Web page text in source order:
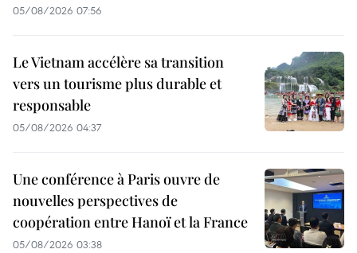
05/08/2026 07:56
Le Vietnam accélère sa transition
vers un tourisme plus durable et
responsable
05/08/2026 04:37
Une conférence à Paris ouvre de
nouvelles perspectives de
coopération entre Hanoï et la France
05/08/2026 03:38